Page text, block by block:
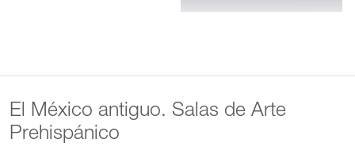
El México antiguo. Salas de Arte
Prehispánico